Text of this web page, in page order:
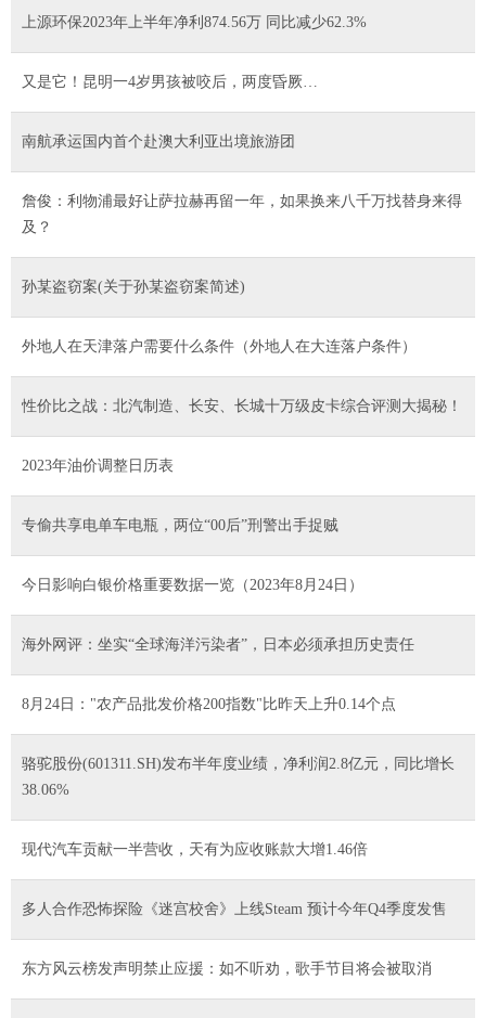
上源环保2023年上半年净利874.56万 同比减少62.3%
又是它！昆明一4岁男孩被咬后，两度昏厥…
南航承运国内首个赴澳大利亚出境旅游团
詹俊：利物浦最好让萨拉赫再留一年，如果换来八千万找替身来得
及？
孙某盗窃案(关于孙某盗窃案简述)
外地人在天津落户需要什么条件（外地人在大连落户条件）
性价比之战：北汽制造、长安、长城十万级皮卡综合评测大揭秘！
2023年油价调整日历表
专偷共享电单车电瓶，两位“00后”刑警出手捉贼
今日影响白银价格重要数据一览（2023年8月24日）
海外网评：坐实“全球海洋污染者”，日本必须承担历史责任
8月24日："农产品批发价格200指数"比昨天上升0.14个点
骆驼股份(601311.SH)发布半年度业绩，净利润2.8亿元，同比增长
38.06%
现代汽车贡献一半营收，天有为应收账款大增1.46倍
多人合作恐怖探险《迷宫校舍》上线Steam 预计今年Q4季度发售
东方风云榜发声明禁止应援：如不听劝，歌手节目将会被取消